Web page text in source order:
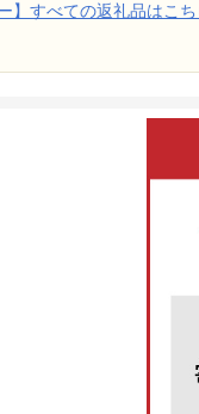
】すべての返礼品はこち